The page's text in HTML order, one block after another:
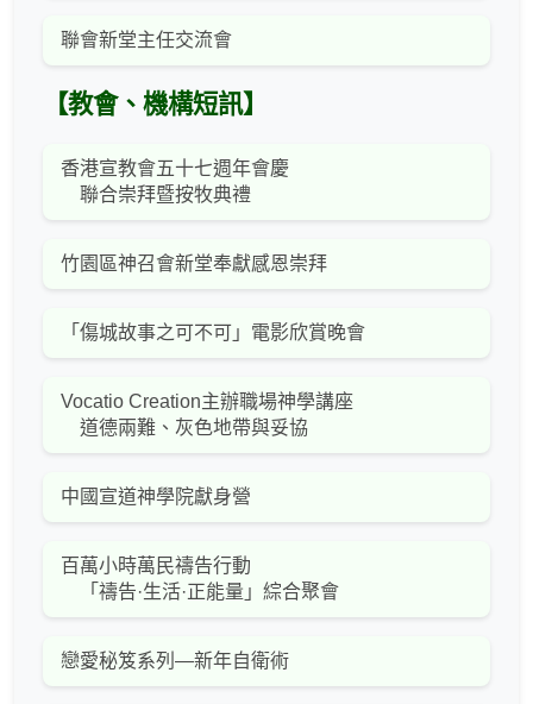
聯會新堂主任交流會
【教會、機構短訊】
香港宣教會五十七週年會慶
聯合崇拜暨按牧典禮
竹園區神召會新堂奉獻感恩崇拜
「傷城故事之可不可」電影欣賞晚會
Vocatio Creation主辦職場神學講座
道德兩難、灰色地帶與妥協
中國宣道神學院獻身營
百萬小時萬民禱告行動
「禱告·生活·正能量」綜合聚會
戀愛秘笈系列—新年自衛術